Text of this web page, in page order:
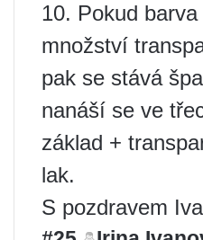
10. Pokud
množství
pak se stává
nanáší se ve
základ +
lak.
S pozdravem